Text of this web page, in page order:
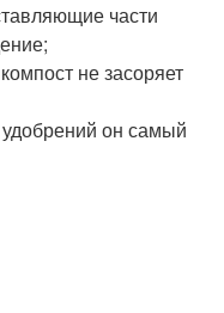
части
не засоряет
удобрений он самый